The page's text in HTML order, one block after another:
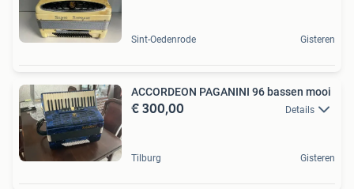
Sint-Oedenrode Gisteren
ACCORDEON PAGANINI 96 bassen mooi
€ 300,00 Details
Tilburg Gisteren